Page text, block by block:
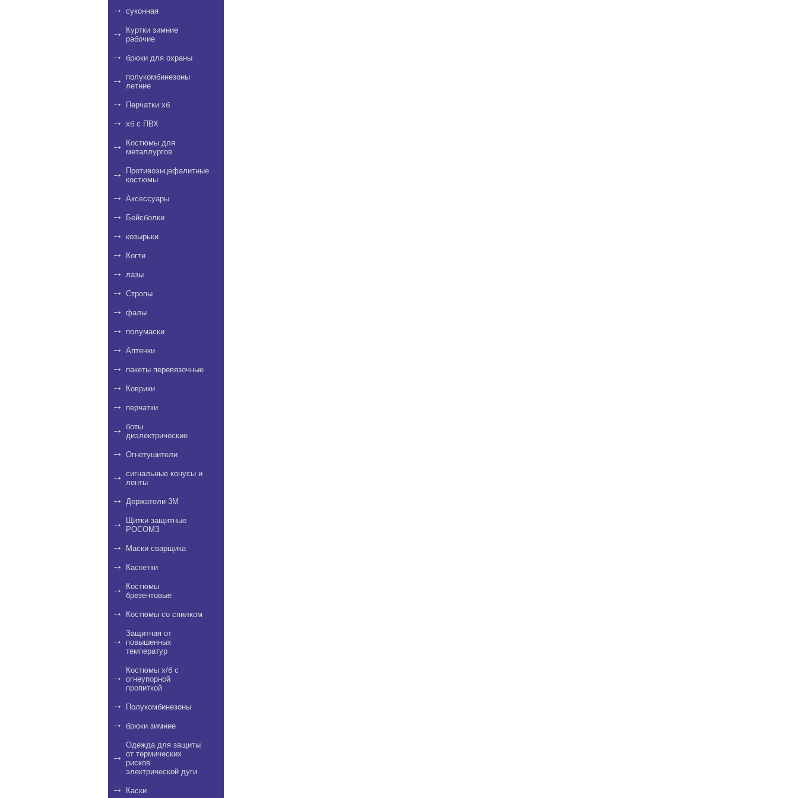
суконная
Куртки зимние
рабочие
брюки для охраны
полукомбинезоны
летние
Перчатки хб
хб с ПВХ
Костюмы для
металлургов
Противоэнцефалитные
костюмы
Аксессуары
Бейсболки
козырьки
Когти
лазы
Стропы
фалы
полумаски
Аптечки
пакеты перевязочные
Коврики
перчатки
боты
диэлектрические
Огнетушители
сигнальные конусы и
ленты
Держатели 3M
Щитки защитные
РОСОМЗ
Маски сварщика
Каскетки
Костюмы
брезентовые
Костюмы со спилком
Защитная от
повышенных
температур
Костюмы х/б с
огнеупорной
пропиткой
Полукомбинезоны
брюки зимние
Одежда для защиты
от термических
рисков
электрической дуги
Каски